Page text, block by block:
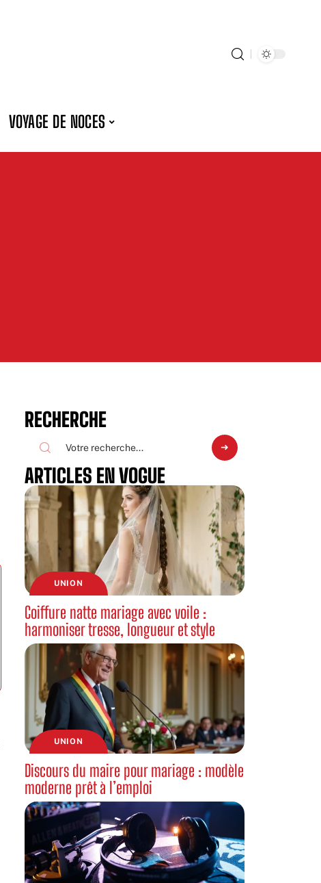
VOYAGE DE NOCES
RECHERCHE
ARTICLES EN VOGUE
UNION
Coiffure natte mariage avec voile :
harmoniser tresse, longueur et style
UNION
Discours du maire pour mariage : modèle
moderne prêt à l’emploi